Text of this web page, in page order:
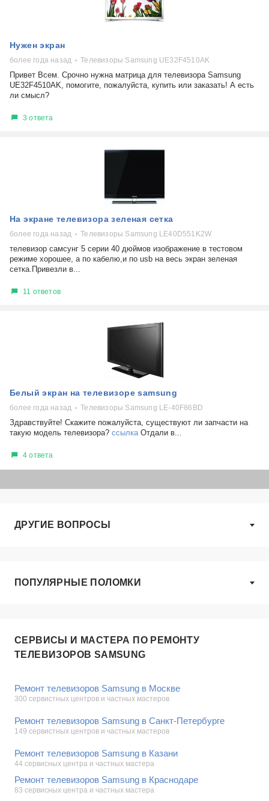
Нужен экран
более года назад Телевизоры Samsung UE32F4510AK
Привет Всем. Срочно нужна матрица для телевизора Samsung
UE32F4510AK, помогите, пожалуйста, купить или заказать! А есть
ли смысл?
3 ответа
На экране телевизора зеленая сетка
более года назад Телевизоры Samsung LE40D551K2W
телевизор самсунг 5 серии 40 дюймов изображение в тестовом
режиме хорошее, а по кабелю,и по usb на весь экран зеленая
сетка.Привезли в...
11 ответов
Белый экран на телевизоре samsung
более года назад Телевизоры Samsung LE-40F86BD
Здравствуйте! Скажите пожалуйста, существуют ли запчасти на
такую модель телевизора? ссылкаОтдали в...
4 ответа
ДРУГИЕ ВОПРОСЫ
ПОПУЛЯРНЫЕ ПОЛОМКИ
СЕРВИСЫ И МАСТЕРА ПО РЕМОНТУ
ТЕЛЕВИЗОРОВ SAMSUNG
Ремонт телевизоров Samsung в Москве
300 сервистных центров и частных мастеров
Ремонт телевизоров Samsung в Санкт-Петербурге
149 сервистных центров и частных мастеров
Ремонт телевизоров Samsung в Казани
44 сервисных центра и частных мастера
Ремонт телевизоров Samsung в Краснодаре
83 сервисных центра и частных мастера